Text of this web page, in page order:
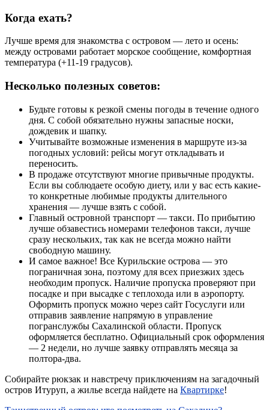
Когда ехать?
Лучше время для знакомства с островом — лето и осень:
между островами работает морское сообщение, комфортная
температура (+11-19 градусов).
Несколько полезных советов:
Будьте готовы к резкой смены погоды в течение одного
дня. С собой обязательно нужны запасные носки,
дождевик и шапку.
Учитывайте возможные изменения в маршруте из-за
погодных условий: рейсы могут откладывать и
переносить.
В продаже отсутствуют многие привычные продукты.
Если вы соблюдаете особую диету, или у вас есть какие-
то конкретные любимые продукты длительного
хранения — лучше взять с собой.
Главный островной транспорт — такси. По прибытию
лучше обзавестись номерами телефонов такси, лучше
сразу нескольких, так как не всегда можно найти
свободную машину.
И самое важное! Все Курильские острова — это
пограничная зона, поэтому для всех приезжих здесь
необходим пропуск. Наличие пропуска проверяют при
посадке и при высадке с теплохода или в аэропорту.
Оформить пропуск можно через сайт Госуслуги или
отправив заявление напрямую в управление
погранслужбы Сахалинской области. Пропуск
оформляется бесплатно. Официальный срок оформления
— 2 недели, но лучше заявку отправлять месяца за
полтора-два.
Собирайте рюкзак и навстречу приключениям на загадочный
остров Итуруп, а жилье всегда найдете на Квартирке!